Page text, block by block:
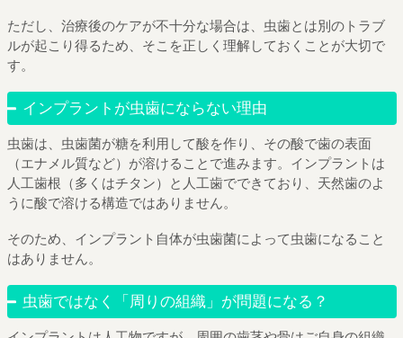
ただし、治療後のケアが不十分な場合は、虫歯とは別のトラブ
ルが起こり得るため、そこを正しく理解しておくことが大切で
す。
インプラントが虫歯にならない理由
虫歯は、虫歯菌が糖を利用して酸を作り、その酸で歯の表面
（エナメル質など）が溶けることで進みます。インプラントは
人工歯根（多くはチタン）と人工歯でできており、天然歯のよ
うに酸で溶ける構造ではありません。
そのため、インプラント自体が虫歯菌によって虫歯になること
はありません。
虫歯ではなく「周りの組織」が問題になる？